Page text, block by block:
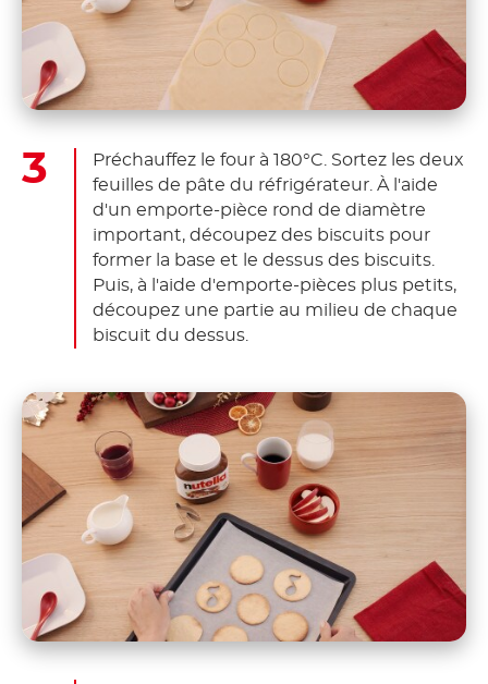
Préchauffez le four à 180°C. Sortez les deux
feuilles de pâte du réfrigérateur. À l'aide
d'un emporte-pièce rond de diamètre
important, découpez des biscuits pour
former la base et le dessus des biscuits.
Puis, à l'aide d'emporte-pièces plus petits,
découpez une partie au milieu de chaque
biscuit du dessus.